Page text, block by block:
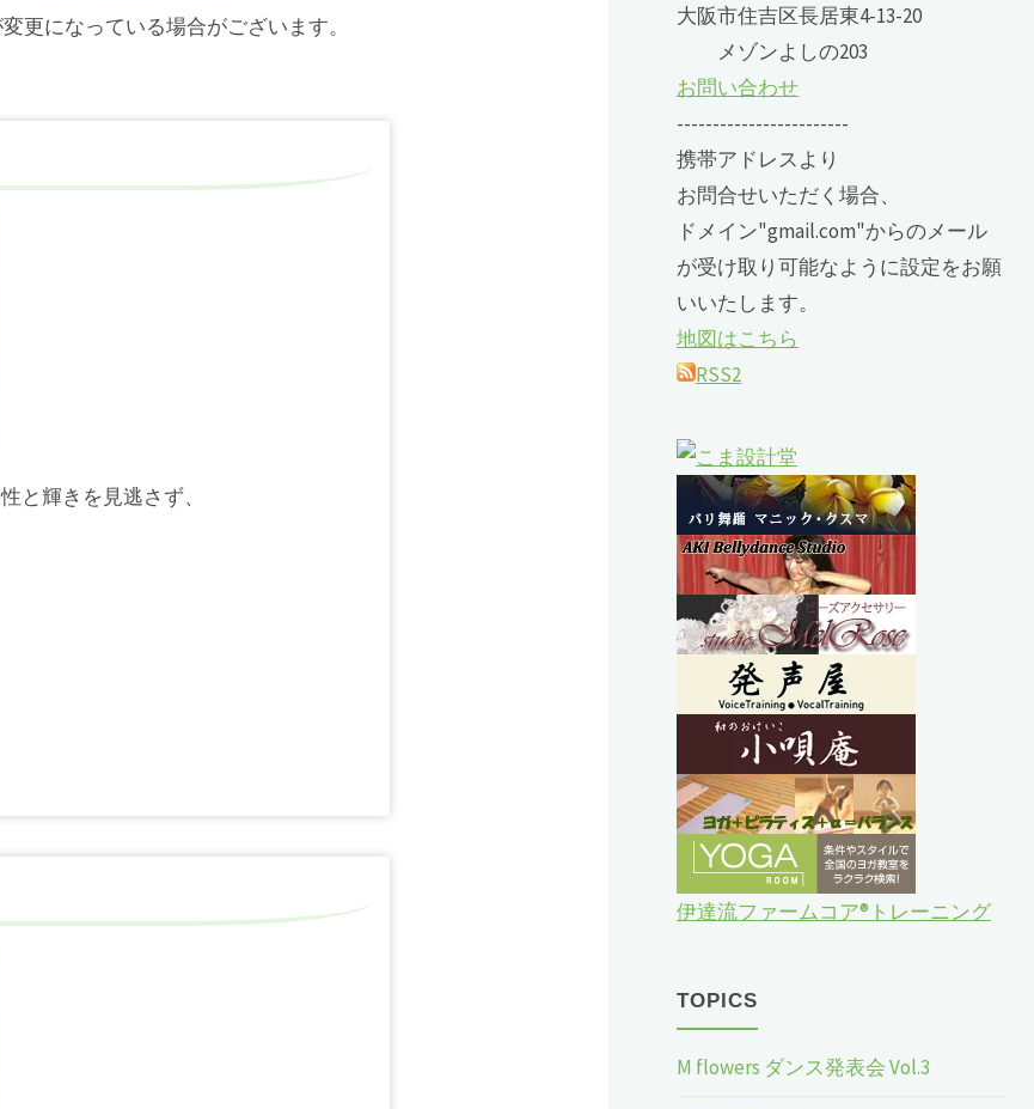
更になっている場合がございます。
と輝きを見逃さず、
大阪市住吉区長居東4-13-20
メゾンよしの203
お問い合わせ
------------------------
携帯アドレスより
お問合せいただく場合、
ドメイン"gmail.com"からのメール
が受け取り可能なように設定をお願
いいたします。
地図はこちら
RSS2
伊達流ファームコア®トレーニング
TOPICS
M flowers ダンス発表会 Vol.3